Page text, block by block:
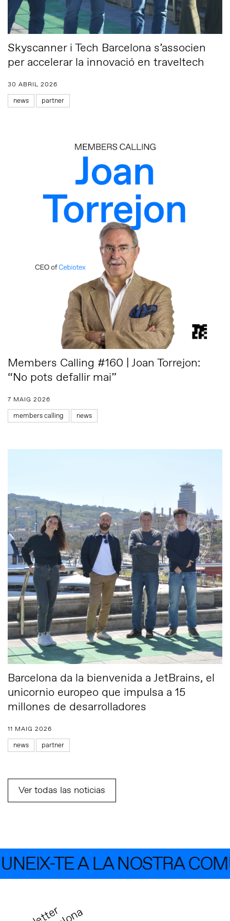
Skyscanner i Tech Barcelona s’associen
per accelerar la innovació en traveltech
30 ABRIL 2026
news partner
Members Calling #160 | Joan Torrejon:
“No pots defallir mai”
7 MAIG 2026
members calling news
Barcelona da la bienvenida a JetBrains, el
unicornio europeo que impulsa a 15
millones de desarrolladores
11 MAIG 2026
news partner
Ver todas las noticias
TE A LA NOSTRA